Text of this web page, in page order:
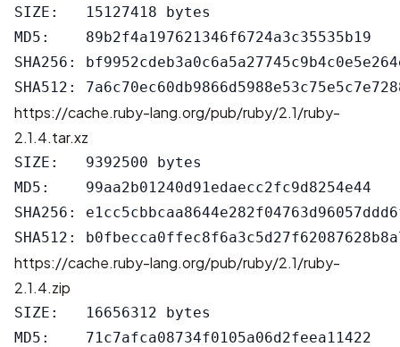
SIZE:   15127418 bytes
MD5:    89b2f4a197621346f6724a3c35535b19
SHA256:
https://cache.ruby-lang.org/pub/ruby/2.1/ruby-
2.1.4.tar.xz
SIZE:   9392500 bytes
MD5:    99aa2b01240d91edaecc2fc9d8254e44
SHA256:
https://cache.ruby-lang.org/pub/ruby/2.1/ruby-
2.1.4.zip
SIZE:   16656312 bytes
MD5:    71c7afca08734f0105a06d2feea11422